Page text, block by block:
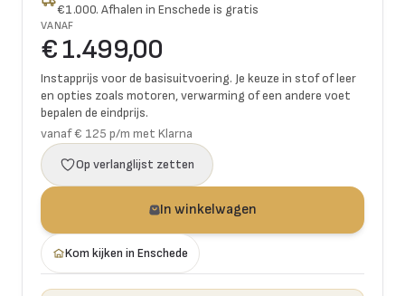
€1.000. Afhalen in Enschede is gratis
VANAF
€ 1.499,00
Instapprijs voor de basisuitvoering. Je keuze in stof of leer
en opties zoals motoren, verwarming of een andere voet
bepalen de eindprijs.
vanaf € 125 p/m met Klarna
Op verlanglijst zetten
In winkelwagen
Kom kijken in Enschede